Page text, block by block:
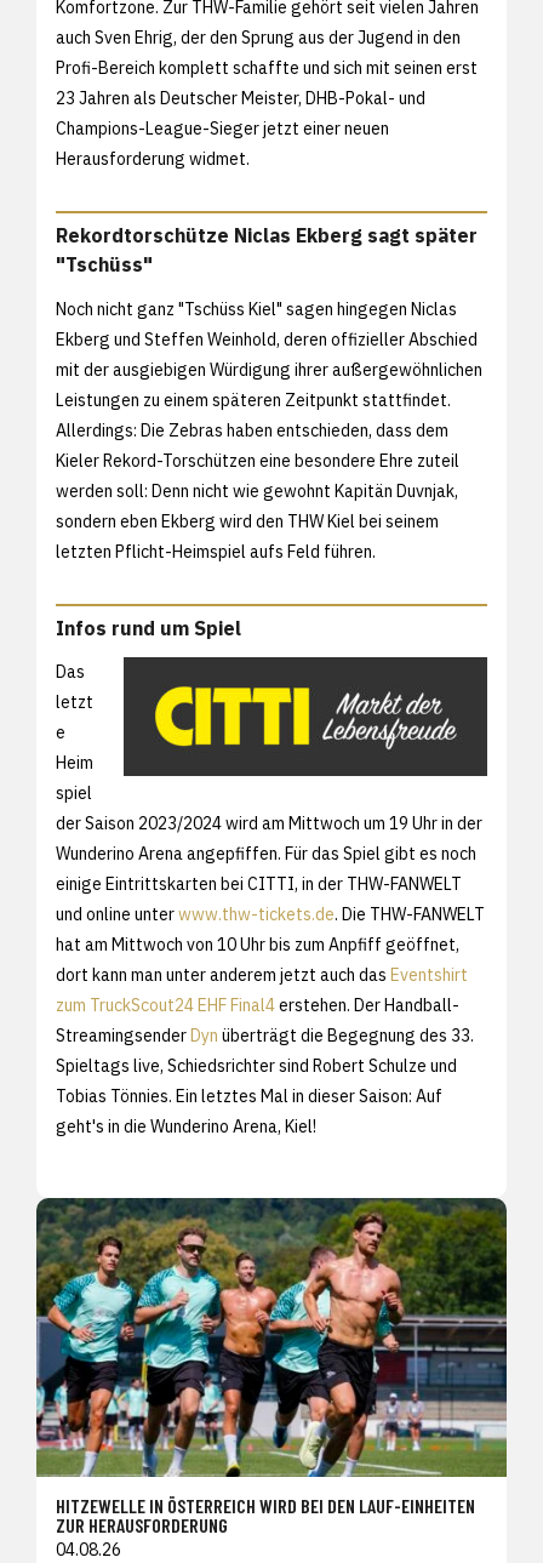
Komfortzone. Zur THW-Familie gehört seit vielen Jahren
auch Sven Ehrig, der den Sprung aus der Jugend in den
Profi-Bereich komplett schaffte und sich mit seinen erst
23 Jahren als Deutscher Meister, DHB-Pokal- und
Champions-League-Sieger jetzt einer neuen
Herausforderung widmet.
Rekordtorschütze Niclas Ekberg sagt später
"Tschüss"
Noch nicht ganz "Tschüss Kiel" sagen hingegen Niclas
Ekberg und Steffen Weinhold, deren offizieller Abschied
mit der ausgiebigen Würdigung ihrer außergewöhnlichen
Leistungen zu einem späteren Zeitpunkt stattfindet.
Allerdings: Die Zebras haben entschieden, dass dem
Kieler Rekord-Torschützen eine besondere Ehre zuteil
werden soll: Denn nicht wie gewohnt Kapitän Duvnjak,
sondern eben Ekberg wird den THW Kiel bei seinem
letzten Pflicht-Heimspiel aufs Feld führen.
Infos rund um Spiel
Das
letzt
e
Heim
spiel
der Saison 2023/2024 wird am Mittwoch um 19 Uhr in der
Wunderino Arena angepfiffen. Für das Spiel gibt es noch
einige Eintrittskarten bei CITTI, in der THW-FANWELT
und online unterwww.thw-tickets.de. Die THW-FANWELT
hat am Mittwoch von 10 Uhr bis zum Anpfiff geöffnet,
dort kann man unter anderem jetzt auch das Eventshirt
zum TruckScout24 EHF Final4erstehen. Der Handball-
Streamingsender Dyn überträgt die Begegnung des 33.
Spieltags live, Schiedsrichter sind Robert Schulze und
Tobias Tönnies. Ein letztes Mal in dieser Saison: Auf
geht's in die Wunderino Arena, Kiel!
HITZEWELLE IN ÖSTERREICH WIRD BEI DEN LAUF-EINHEITEN
ZUR HERAUSFORDERUNG
04.08.26